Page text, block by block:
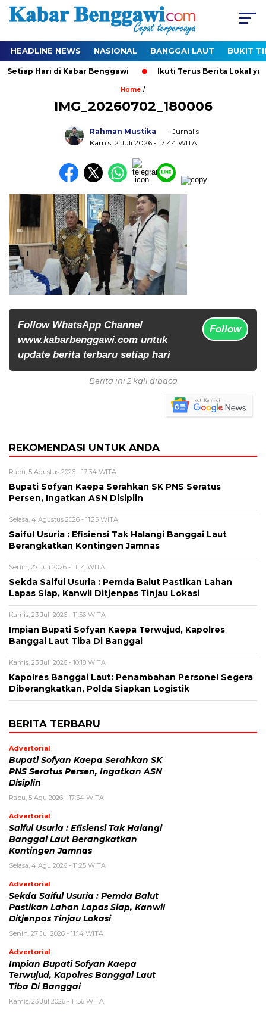
HEADLINE NEWS NASIONAL BANGGAI LAUT BUKIT
Hari di Kabar Benggawi Ikuti Terus Berita Lokal
Home /
IMG_20260702_180006
Rahman Mustika
- Jurnalis
Kamis, 2 Juli 2026 - 17:44 WITA
Follow WhatsApp Channel
www.kabarbenggawi.com untuk
update berita terbaru setiap hari
Follow
Berita ini 2 kali dibaca
REKOMENDASI UNTUK ANDA
Rabu, 5 Agustus 2026 - 17:34 WITA
Bupati Sofyan Kaepa Serahkan SK PNS Seratus
Persen, Ingatkan ASN Disiplin
Selasa, 4 Agustus 2026 - 11:25 WITA
Saiful Usuria : Efisiensi Tak Halangi Banggai Laut
Berangkatkan Kontingen Jamnas
Senin, 27 Juli 2026 - 11:14 WITA
Sekda Saiful Usuria : Pemda Balut Pastikan Lahan
Lapas Siap, Kanwil Ditjenpas Tinjau Lokasi
Kamis, 23 Juli 2026 - 11:56 WITA
Impian Bupati Sofyan Kaepa Terwujud, Kapolres
Banggai Laut Tiba Di Banggai
Kamis, 23 Juli 2026 - 10:18 WITA
Kapolres Banggai Laut: Penambahan Personel Segera
Diberangkatkan, Polda Siapkan Logistik
BERITA TERBARU
Advertorial
Bupati Sofyan Kaepa Serahkan SK
PNS Seratus Persen, Ingatkan ASN
Disiplin
Rabu, 5 Agu 2026 - 17:34 WITA
Advertorial
Saiful Usuria : Efisiensi Tak Halangi
Banggai Laut Berangkatkan
Kontingen Jamnas
Selasa, 4 Agu 2026 - 11:25 WITA
Advertorial
Sekda Saiful Usuria : Pemda Balut
Pastikan Lahan Lapas Siap, Kanwil
Ditjenpas Tinjau Lokasi
Senin, 27 Jul 2026 - 11:14 WITA
Advertorial
Impian Bupati Sofyan Kaepa
Terwujud, Kapolres Banggai Laut
Tiba Di Banggai
Kamis, 23 Jul 2026 - 11:56 WITA